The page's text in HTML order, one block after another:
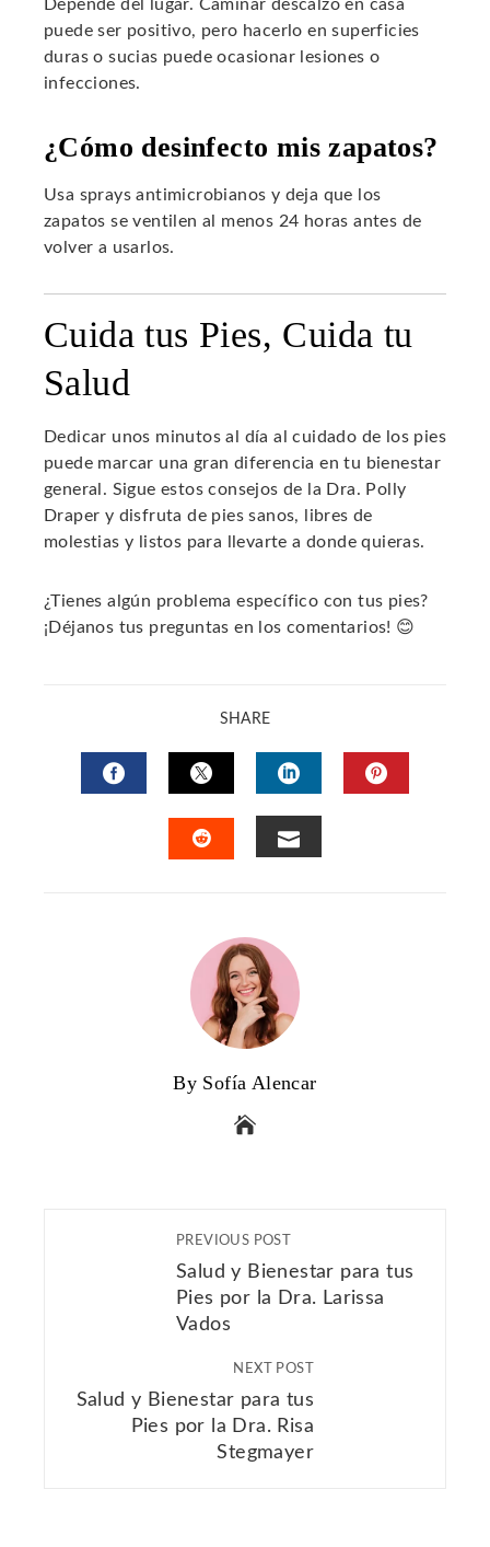
Depende del lugar. Caminar descalzo en casa
puede ser positivo, pero hacerlo en superficies
duras o sucias puede ocasionar lesiones o
infecciones.
¿Cómo desinfecto mis zapatos?
Usa sprays antimicrobianos y deja que los
zapatos se ventilen al menos 24 horas antes de
volver a usarlos.
Cuida tus Pies, Cuida tu
Salud
Dedicar unos minutos al día al cuidado de los pies
puede marcar una gran diferencia en tu bienestar
general. Sigue estos consejos de la Dra. Polly
Draper y disfruta de pies sanos, libres de
molestias y listos para llevarte a donde quieras.
¿Tienes algún problema específico con tus pies?
¡Déjanos tus preguntas en los comentarios! 😊
SHARE
FACEBOOKTWITTERLINKEDIN
By Sofía Alencar
PREVIOUS POST
Salud y Bienestar para tus
Pies por la Dra. Larissa
Vados
NEXT POST
Salud y Bienestar para tus
Pies por la Dra. Risa
Stegmayer